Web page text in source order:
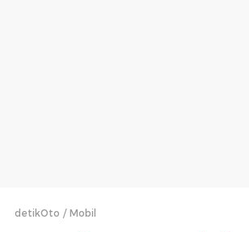
detikOto Mobil